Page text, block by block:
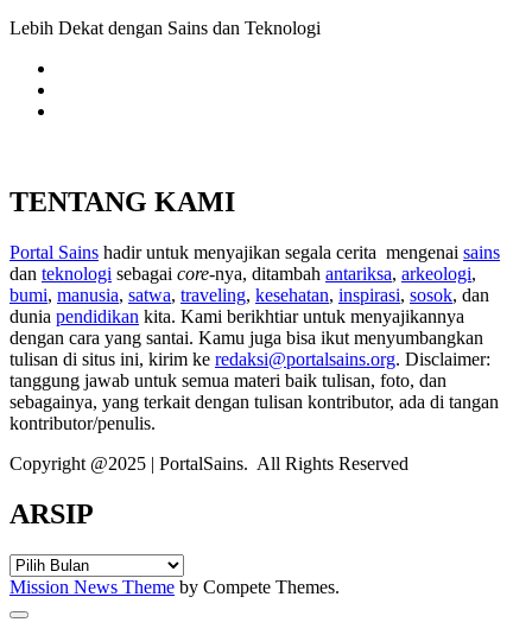
Lebih Dekat dengan Sains dan Teknologi
TENTANG KAMI
Portal Sains hadir untuk menyajikan segala cerita mengenai sains
dan teknologi sebagai core-nya, ditambah antariksa, arkeologi,
bumi, manusia, satwa, traveling, kesehatan, inspirasi, sosok, dan
dunia pendidikan kita. Kami berikhtiar untuk menyajikannya
dengan cara yang santai. Kamu juga bisa ikut menyumbangkan
tulisan di situs ini, kirim ke redaksi@portalsains.org. Disclaimer:
tanggung jawab untuk semua materi baik tulisan, foto, dan
sebagainya, yang terkait dengan tulisan kontributor, ada di tangan
kontributor/penulis.
Copyright @2025 | PortalSains. All Rights Reserved
ARSIP
ARSIP
Mission News Theme by Compete Themes.
Scroll